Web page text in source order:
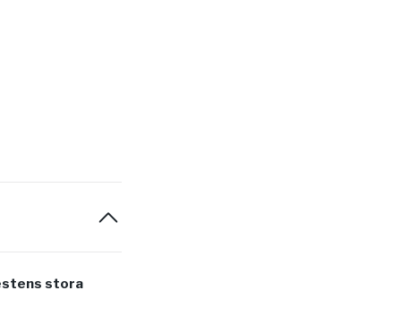
stora